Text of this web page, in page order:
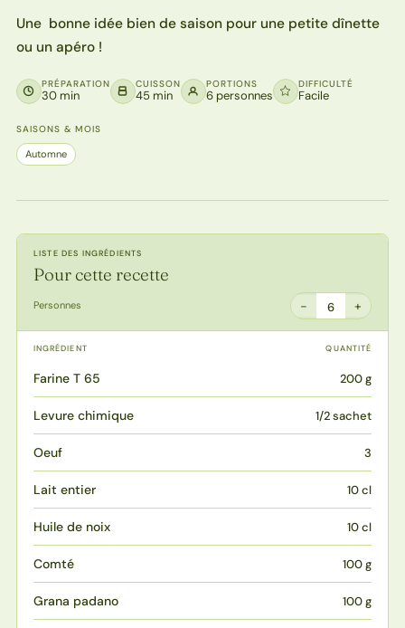
Une bonne idée bien de saison pour une petite dînette
ou un apéro !
PRÉPARATION
30 min
CUISSON
45 min
PORTIONS
6 personnes
DIFFICULTÉ
Facile
SAISONS & MOIS
Automne
LISTE DES INGRÉDIENTS
Pour cette recette
Personnes − 6 +
INGRÉDIENT QUANTITÉ
Farine T 65 200 g
Levure chimique 1/2 sachet
Oeuf 3
Lait entier 10 cl
Huile de noix 10 cl
Comté 100 g
Grana padano 100 g